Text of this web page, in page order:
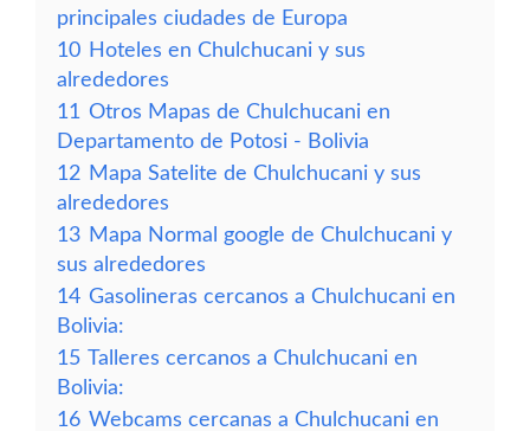
principales ciudades de Europa
10 Hoteles en Chulchucani y sus
alrededores
11 Otros Mapas de Chulchucani en
Departamento de Potosi - Bolivia
12 Mapa Satelite de Chulchucani y sus
alrededores
13 Mapa Normal google de Chulchucani y
sus alrededores
14 Gasolineras cercanos a Chulchucani en
Bolivia:
15 Talleres cercanos a Chulchucani en
Bolivia:
16 Webcams cercanas a Chulchucani en